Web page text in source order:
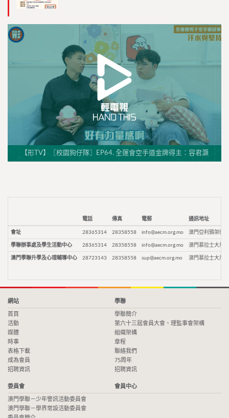
【形TV】〖校園狗仔隊〗EP64. 全運會空手道金牌得主：容君灝
電話 傳真 電郵 通訊地址
會址 28365314 28358558 info@aecm.org.mo 澳門亞利鴉架街9
學聯辦事處及學生活動中心 28365314 28358558 info@aecm.org.mo 澳門慕拉士大馬
澳門學聯升學及心理輔導中心 28723143 28358558 sup@aecm.org.mo 澳門慕拉士大馬
網站
首頁
活動
媒體
時事
表格下載
成為會員
招聘資訊
學聯
學聯簡介
第六十三屆會員大會、理監事會架構
組織架構
章程
聯絡我們
75周年
招聘資訊
委員會
澳門學聯－少年警訊活動委員會
澳門學聯－學界常設活動委員會
會員中心